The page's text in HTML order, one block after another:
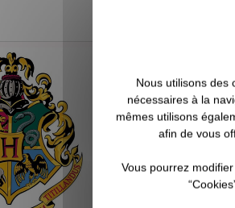
Nous utilisons des
nécessaires à la
mêmes utilisons
afin de vous
Vous pourrez